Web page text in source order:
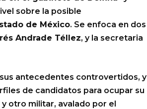
sobre la posible
de México. Se enfoca en dos
Andrade Téllez, y la secretaria
antecedentes controvertidos, y
de candidatos para ocupar su
y otro militar, avalado por el